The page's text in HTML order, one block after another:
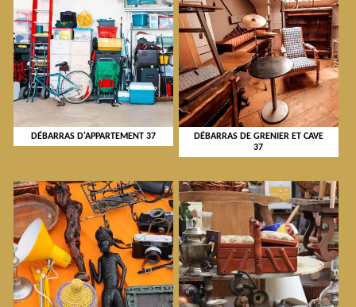
DÉBARRAS D'APPARTEMENT 37
DÉBARRAS DE GRENIER ET CAVE
37